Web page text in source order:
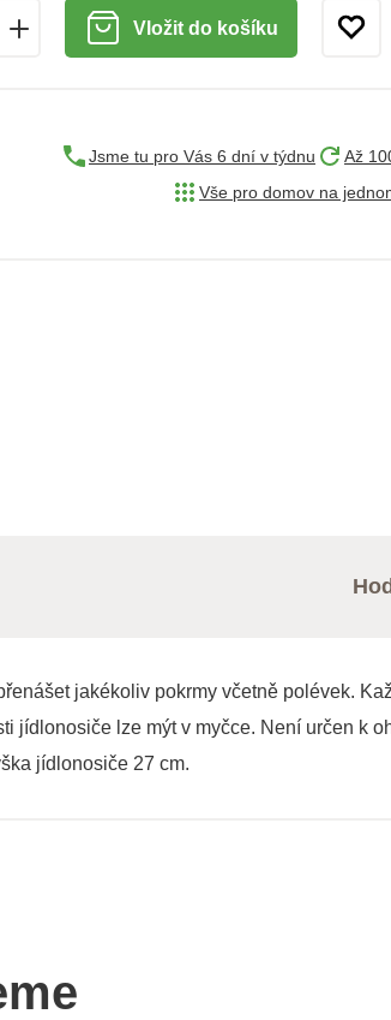
Vložit do košíku
Jsme tu pro Vás 6 dní v týdnu
Až
Vše pro domov na
jakékoliv pokrmy včetně polévek.
jídlonosiče lze mýt v myčce. Není určen k
jídlonosiče 27 cm.